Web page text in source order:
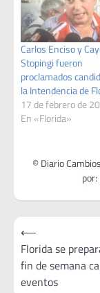
Carlos Enciso y
Stopingi fueron
proclamados
la Intendencia de
17 de febrero de
En «Florida»
Navegación
de
entradas
⟵
Florida se
fin de semana
eventos